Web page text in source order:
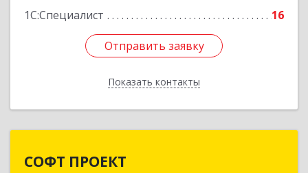
1С:Специалист
16
Отправить заявку
Показать контакты
Отправить заявку
Назад
СОФТ ПРОЕКТ